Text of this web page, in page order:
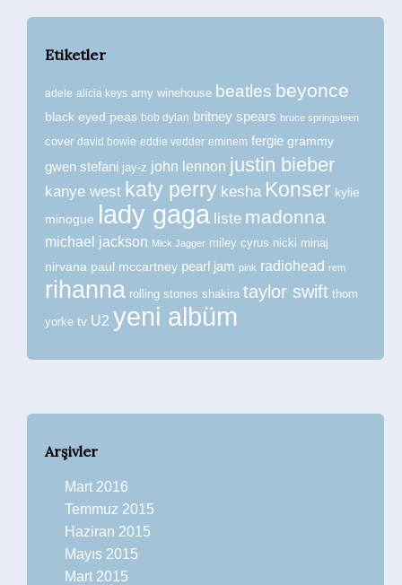
Etiketler
adele alicia keys amy winehouse beatles beyonce
black eyed peas bob dylan britney spears bruce springsteen
cover david bowie eddie vedder eminem fergie grammy
gwen stefani jay-z john lennon justin bieber
kanye west katy perry kesha Konser kylie
minogue lady gaga liste madonna
michael jackson Mick Jagger miley cyrus nicki minaj
nirvana paul mccartney pearl jam pink radiohead rem
rihanna rolling stones shakira taylor swift thom
yorke tv U2 yeni albüm
Arşivler
Mart 2016
Temmuz 2015
Haziran 2015
Mayıs 2015
Mart 2015